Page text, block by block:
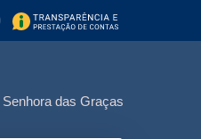
das Graças